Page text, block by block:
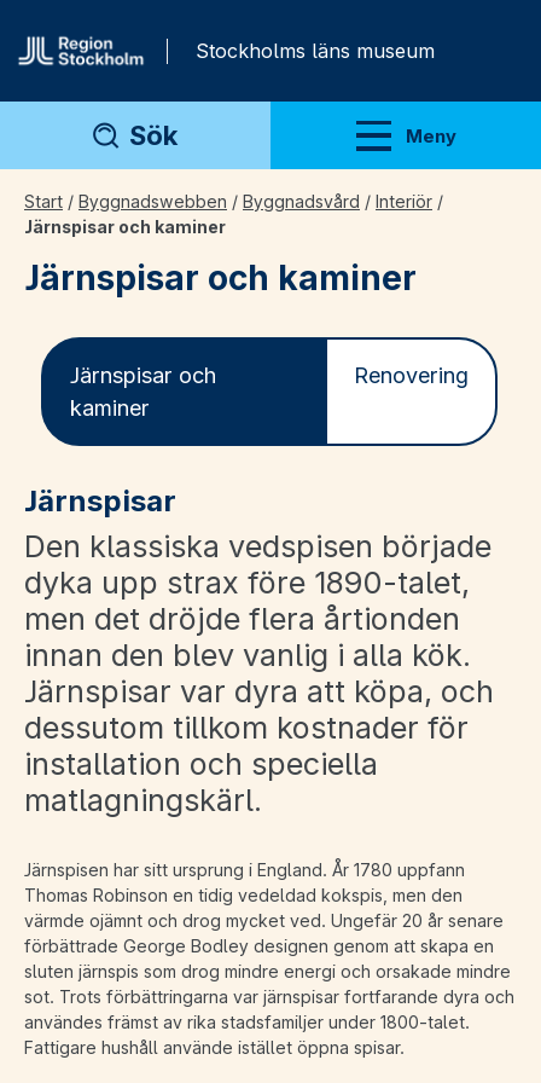
Stockholms läns museum
Sök Meny
Visa meny
Start / Byggnadswebben / Byggnadsvård / Interiör /
Järnspisar och kaminer
Järnspisar och kaminer
Järnspisar och
kaminer
Renovering
Järnspisar
Den klassiska vedspisen började
dyka upp strax före 1890-talet,
men det dröjde flera årtionden
innan den blev vanlig i alla kök.
Järnspisar var dyra att köpa, och
dessutom tillkom kostnader för
installation och speciella
matlagningskärl.
Järnspisen har sitt ursprung i England. År 1780 uppfann
Thomas Robinson en tidig vedeldad kokspis, men den
värmde ojämnt och drog mycket ved. Ungefär 20 år senare
förbättrade George Bodley designen genom att skapa en
sluten järnspis som drog mindre energi och orsakade mindre
sot. Trots förbättringarna var järnspisar fortfarande dyra och
användes främst av rika stadsfamiljer under 1800-talet.
Fattigare hushåll använde istället öppna spisar.